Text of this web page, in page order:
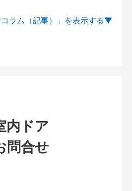
ラム（記事）」を
内ドア
問合せ